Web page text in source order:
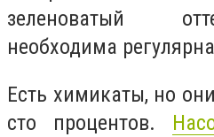
зеленоватый
необходима
Есть химикаты, но
сто процентов.